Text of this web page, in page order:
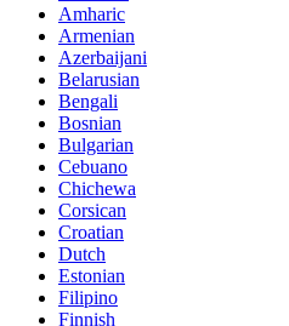
Amharic
Armenian
Azerbaijani
Belarusian
Bengali
Bosnian
Bulgarian
Cebuano
Chichewa
Corsican
Croatian
Dutch
Estonian
Filipino
Finnish